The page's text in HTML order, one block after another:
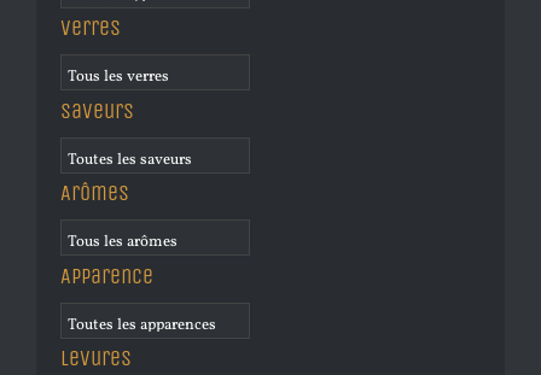
Verres
Saveurs
Arômes
Apparence
Levures